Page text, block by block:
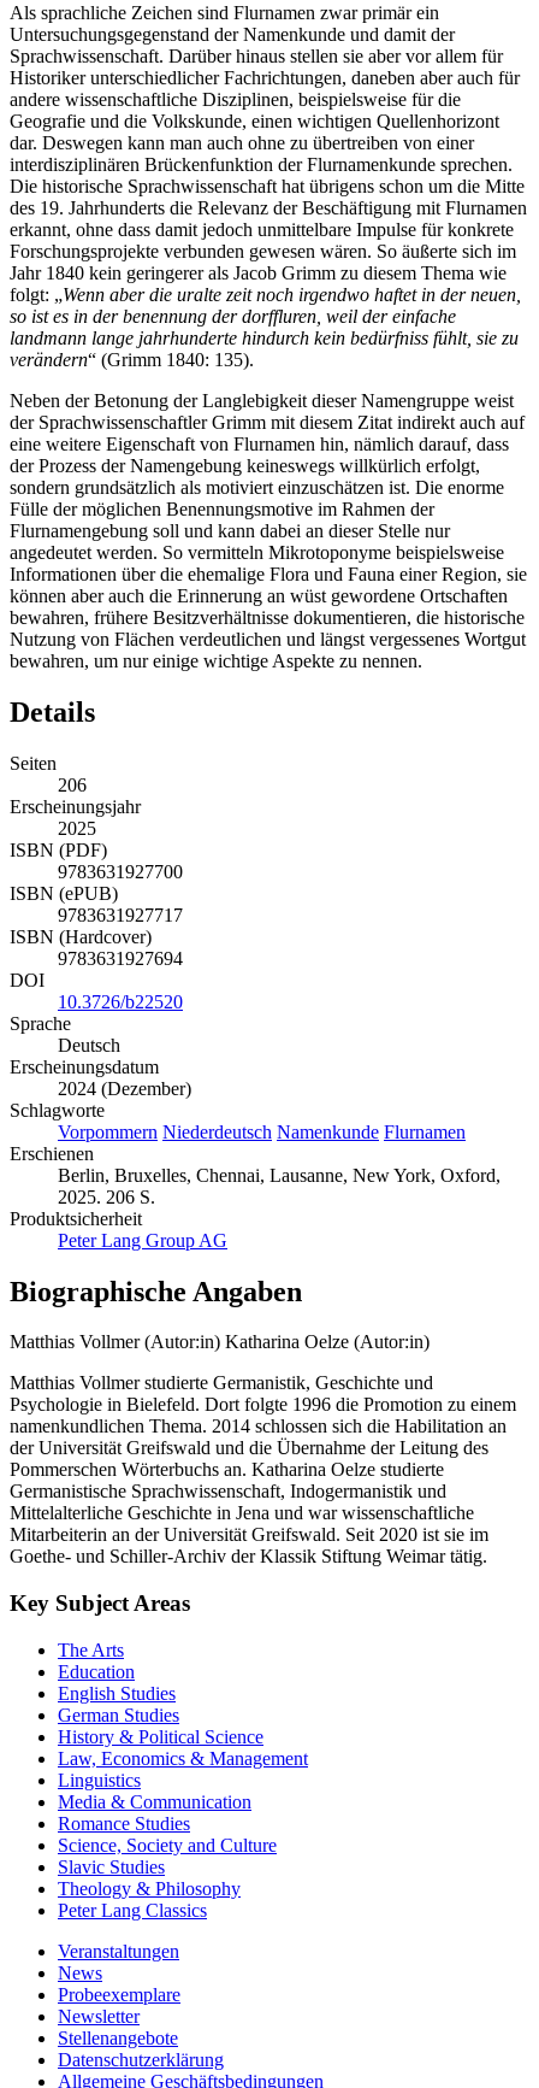
Als sprachliche Zeichen sind Flurnamen zwar primär ein
Untersuchungsgegenstand der Namenkunde und damit der
Sprachwissenschaft. Darüber hinaus stellen sie aber vor allem für
Historiker unterschiedlicherFachrichtungen, daneben aber auch für
andere wissenschaftliche Disziplinen, beispielsweise für die
Geografie und die Volkskunde, einen wichtigen Quellenhorizont
dar. Deswegen kann man auch ohne zu übertreiben von einer
interdisziplinären Brückenfunktion der Flurnamenkunde sprechen.
Die historische Sprachwissenschaft hat übrigens schon um die Mitte
des 19. Jahrhunderts die Relevanz der Beschäftigung mit Flurnamen
erkannt, ohne dass damit jedoch unmittelbare Impulse für konkrete
Forschungsprojekte verbunden gewesen wären. So äußerte sich im
Jahr 1840 kein geringerer als Jacob Grimm zu diesem Thema wie
folgt: „Wenn aber die uralte zeit noch irgendwo haftet in der neuen,
so ist es in der benennung der dorffluren, weil der einfache
landmann lange jahrhunderte hindurch kein bedürfniss fühlt, sie zu
verändern“ (Grimm 1840: 135).
Neben der Betonung der Langlebigkeit dieser Namengruppe weist
der Sprachwissenschaftler Grimm mit diesem Zitat indirekt auch auf
eine weitere Eigenschaft von Flurnamen hin, nämlich darauf, dass
der Prozess der Namengebung keineswegs willkürlich erfolgt,
sondern grundsätzlich als motiviert einzuschätzen ist. Die enorme
Fülle der möglichen Benennungsmotive im Rahmen der
Flurnamengebung soll und kann dabei an dieser Stelle nur
angedeutet werden. So vermitteln Mikrotoponyme beispielsweise
Informationen über die ehemalige Flora und Fauna einer Region, sie
können aber auch die Erinnerung an wüst gewordene Ortschaften
bewahren, frühere Besitzverhältnisse dokumentieren, die historische
Nutzung von Flächen verdeutlichen und längst vergessenes Wortgut
bewahren, um nur einige wichtige Aspekte zu nennen.
Details
Seiten
206
Erscheinungsjahr
2025
ISBN (PDF)
9783631927700
ISBN (ePUB)
9783631927717
ISBN (Hardcover)
9783631927694
DOI
10.3726/b22520
Sprache
Deutsch
Erscheinungsdatum
2024 (Dezember)
Schlagworte
Vorpommern Niederdeutsch Namenkunde Flurnamen
Erschienen
Berlin, Bruxelles, Chennai, Lausanne, New York, Oxford,
2025. 206 S.
Produktsicherheit
Peter Lang Group AG
Biographische Angaben
Matthias Vollmer (Autor:in) Katharina Oelze (Autor:in)
Matthias Vollmer studierte Germanistik, Geschichte und
Psychologie in Bielefeld. Dort folgte 1996 die Promotion zu einem
namenkundlichen Thema. 2014 schlossen sich die Habilitation an
der Universität Greifswald und die Übernahme der Leitung des
Pommerschen Wörterbuchs an. Katharina Oelze studierte
Germanistische Sprachwissenschaft, Indogermanistik und
Mittelalterliche Geschichte in Jena und war wissenschaftliche
Mitarbeiterin an der Universität Greifswald. Seit 2020 ist sie im
Goethe- und Schiller-Archiv der Klassik Stiftung Weimar tätig.
Key Subject Areas
The Arts
Education
English Studies
German Studies
History & Political Science
Law, Economics & Management
Linguistics
Media & Communication
Romance Studies
Science, Society and Culture
Slavic Studies
Theology & Philosophy
Peter Lang Classics
Veranstaltungen
News
Probeexemplare
Newsletter
Stellenangebote
Datenschutzerklärung
Allgemeine Geschäftsbedingungen